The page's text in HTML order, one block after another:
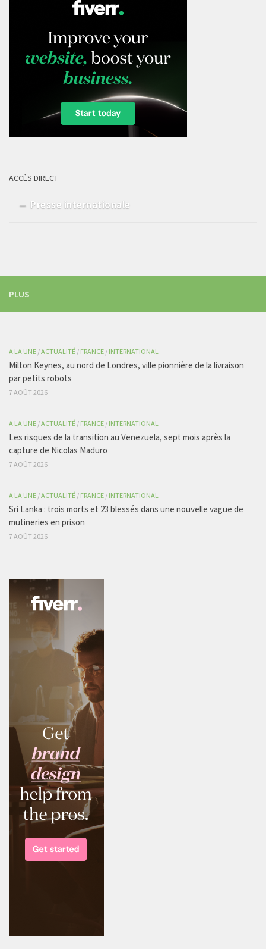
ACCÈS DIRECT
Presse internationale
PLUS
A LA UNE /ACTUALITÉ / FRANCE / INTERNATIONAL
Milton Keynes, au nord de Londres, ville pionnière de la livraison
par petits robots
7 AOÛT 2026
A LA UNE /ACTUALITÉ / FRANCE / INTERNATIONAL
Les risques de la transition au Venezuela, sept mois après la
capture de Nicolas Maduro
7 AOÛT 2026
A LA UNE /ACTUALITÉ / FRANCE / INTERNATIONAL
Sri Lanka : trois morts et 23 blessés dans une nouvelle vague de
mutineries en prison
7 AOÛT 2026